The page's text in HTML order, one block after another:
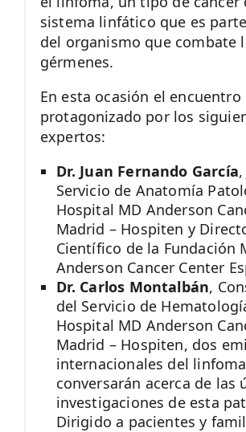
sistema linfático que es
del organismo que combate
gérmenes.
En esta ocasión el encuentro
protagonizado por los
expertos:
Dr. Juan Fernando García
Servicio de Anatomía
Hospital MD Anderson
Madrid – Hospiten y
Científico de la Fundación
Anderson Cancer Center
Dr. Carlos Montalbán,
del Servicio de
Hospital MD Anderson
Madrid – Hospiten, dos
internacionales del
conversarán acerca de las
investigaciones de esta
Dirigido a pacientes y